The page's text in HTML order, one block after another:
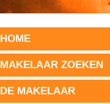
HOME
MAKELAAR ZOEKEN
DE MAKELAAR